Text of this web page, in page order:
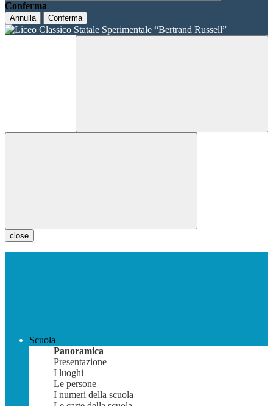
Conferma
Annulla Conferma
close
Scuola
Panoramica
Presentazione
I luoghi
Le persone
I numeri della scuola